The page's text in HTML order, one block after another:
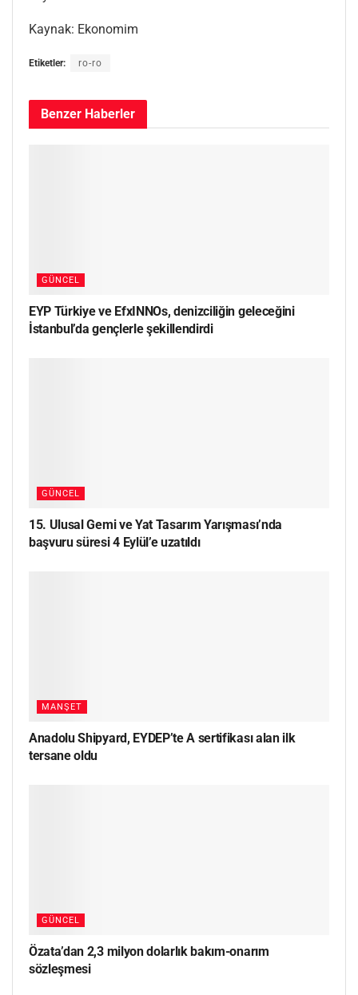
Kaynak: Ekonomim
Etiketler: ro-ro
Benzer Haberler
GÜNCEL
EYP Türkiye ve EfxINNOs, denizciliğin geleceğini
İstanbul’da gençlerle şekillendirdi
GÜNCEL
15. Ulusal Gemi ve Yat Tasarım Yarışması’nda
başvuru süresi 4 Eylül’e uzatıldı
MANŞET
Anadolu Shipyard, EYDEP’te A sertifikası alan ilk
tersane oldu
GÜNCEL
Özata’dan 2,3 milyon dolarlık bakım-onarım
sözleşmesi